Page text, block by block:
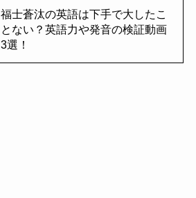
福士蒼汰の英語は下手で大したこ
とない？英語力や発音の検証動画
3選！